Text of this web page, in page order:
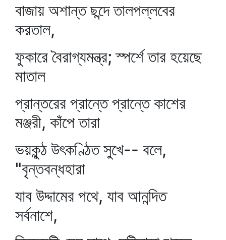
বাজায় অশান্ত ছন্দে তালপল্লবের
করতাল,
ফুকারে বৈরাগ্যমন্ত্র; স্পর্শে তার হয়েছে
মাতাল
প্রান্তরের প্রান্তে প্রান্তে কাশের
মঞ্জরী, কাঁপে তারা
ভয়কুন্ঠ উৎকণ্ঠিত সুখে-- বলে,
"বৃন্তবন্ধহারা
যাব উদ্দামের পথে, যাব আনন্দিত
সর্বনাশে,